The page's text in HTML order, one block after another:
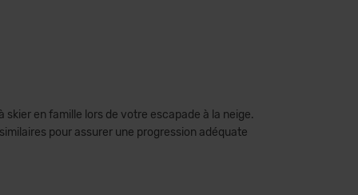
en famille lors de votre escapade à la neige.
pour assurer une progression adéquate